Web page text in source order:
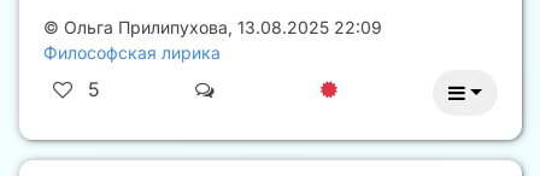
© Ольга Прилипухова, 13.08.2025 22:09
Философская лирика
5